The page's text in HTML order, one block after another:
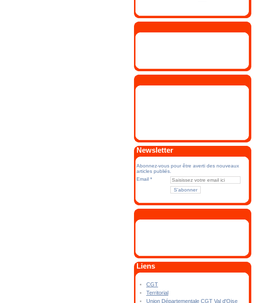
Newsletter
Abonnez-vous pour être averti des nouveaux
articles publiés.
Email
Liens
CGT
Territorial
Union Départementale CGT Val d'Oise